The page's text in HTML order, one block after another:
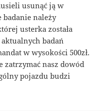
usunąć ją w
badanie należy
usterka została
badań
w wysokości 500zł.
zatrzymać nasz dowód
pojazdu budzi